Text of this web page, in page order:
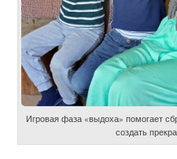
Игровая фаза «выдоха» помогает
создать